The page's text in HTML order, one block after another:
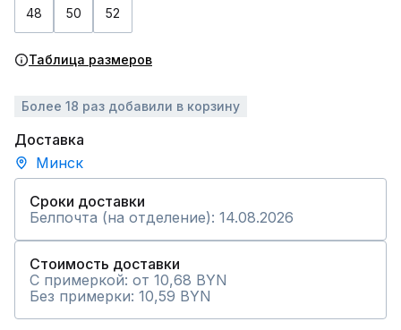
48 50 52
Таблица размеров
Более 18 раз добавили в корзину
Доставка
Минск
Сроки доставки
Белпочта (на отделение): 14.08.2026
Стоимость доставки
С примеркой: от 10,68 BYN
Без примерки: 10,59 BYN